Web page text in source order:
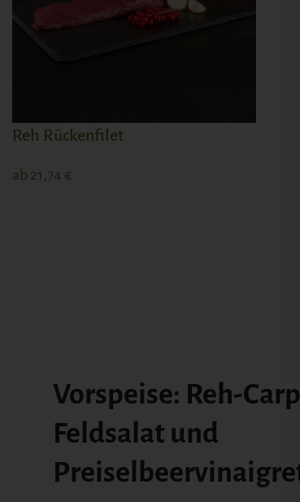
Reh Rückenfilet
ab 21,74 €
Vorspeise: Reh-
Feldsalat und